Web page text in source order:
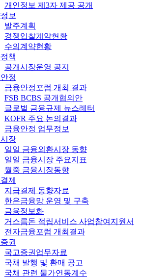
개인정보 제3자 제공 공개
보
발주계획
경쟁입찰계약현황
수의계약현황
책
공개시장운영 공지
정
금융안정포럼 개최 결과
FSB BCBS 공개협의안
글로벌 금융규제 뉴스레터
KOFR 주요 논의결과
금융안정 업무정보
장
일일 금융외환시장 동향
일일 금융시장 주요지표
월중 금융시장동향
제
지급결제 동향자료
한은금융망 운영 및 구축
금융정보화
거스름돈 적립서비스 사업참여지원서
전자금융포럼 개최결과
권
국고증권업무자료
국채 발행 및 환매 공고
국채 관련 물가연동계수